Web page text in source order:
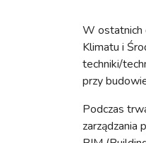
W ostatnich
Klimatu i
techniki/
przy
Podczas
zarządzania